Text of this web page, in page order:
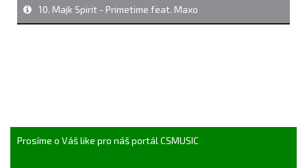
10. Majk Spirit - Primetime feat. Maxo
Prosíme o Váš like pro náš portál CSMUSIC